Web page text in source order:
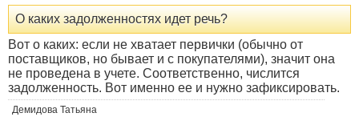
О каких задолженностях идет речь?
Вот о каких: если не хватает первички (обычно от
поставщиков, но бывает и с покупателями), значит она
не проведена в учете. Соответственно, числится
задолженность. Вот именно ее и нужно зафиксировать.
Демидова Татьяна